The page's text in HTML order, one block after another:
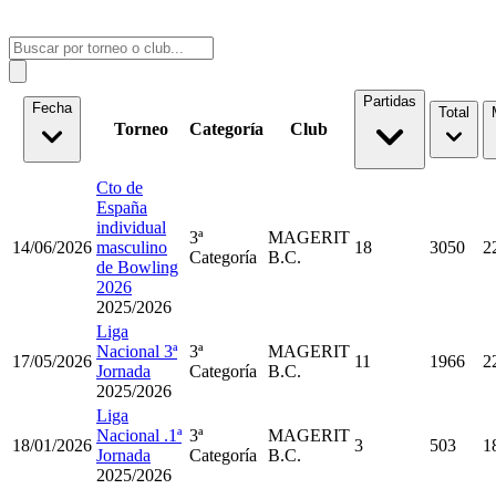
Fecha
Torneo Categoría Club
Partidas
Total
14/06/2026
Cto de
España
individual
masculino
de Bowling
2026
2025/2026
3ª
Categoría
MAGERIT
B.C.
18 3050
17/05/2026
Liga
Nacional 3ª
Jornada
2025/2026
3ª
Categoría
MAGERIT
B.C.
11 1966
18/01/2026
Liga
Nacional .1ª
Jornada
2025/2026
3ª
Categoría
MAGERIT
B.C.
3 503